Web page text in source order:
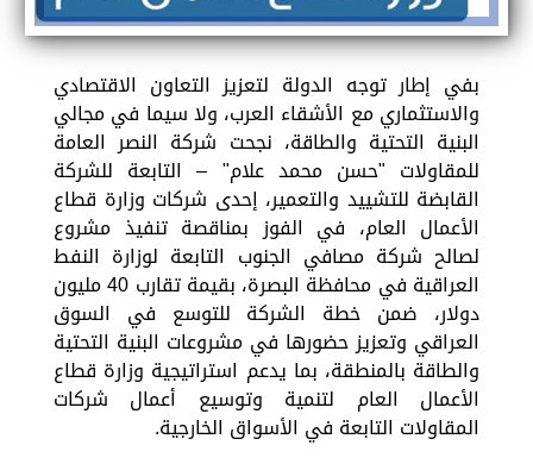
ب‎في إطار توجه الدولة لتعزيز التعاون الاقتصادي
والاستثماري مع الأشقاء العرب، ولا سيما في مجالي
البنية التحتية والطاقة، نجحت شركة النصر العامة
للمقاولات "حسن محمد علام" – التابعة للشركة
القابضة للتشييد والتعمير، إحدى شركات وزارة قطاع
الأعمال العام، في الفوز بمناقصة تنفيذ مشروع
لصالح شركة مصافي الجنوب التابعة لوزارة النفط
العراقية في محافظة البصرة، بقيمة تقارب 40 مليون
دولار، ضمن خطة الشركة للتوسع في السوق
العراقي وتعزيز حضورها في مشروعات البنية التحتية
والطاقة بالمنطقة، بما يدعم استراتيجية وزارة قطاع
الأعمال العام لتنمية وتوسيع أعمال شركات
المقاولات التابعة في الأسواق الخارجية.